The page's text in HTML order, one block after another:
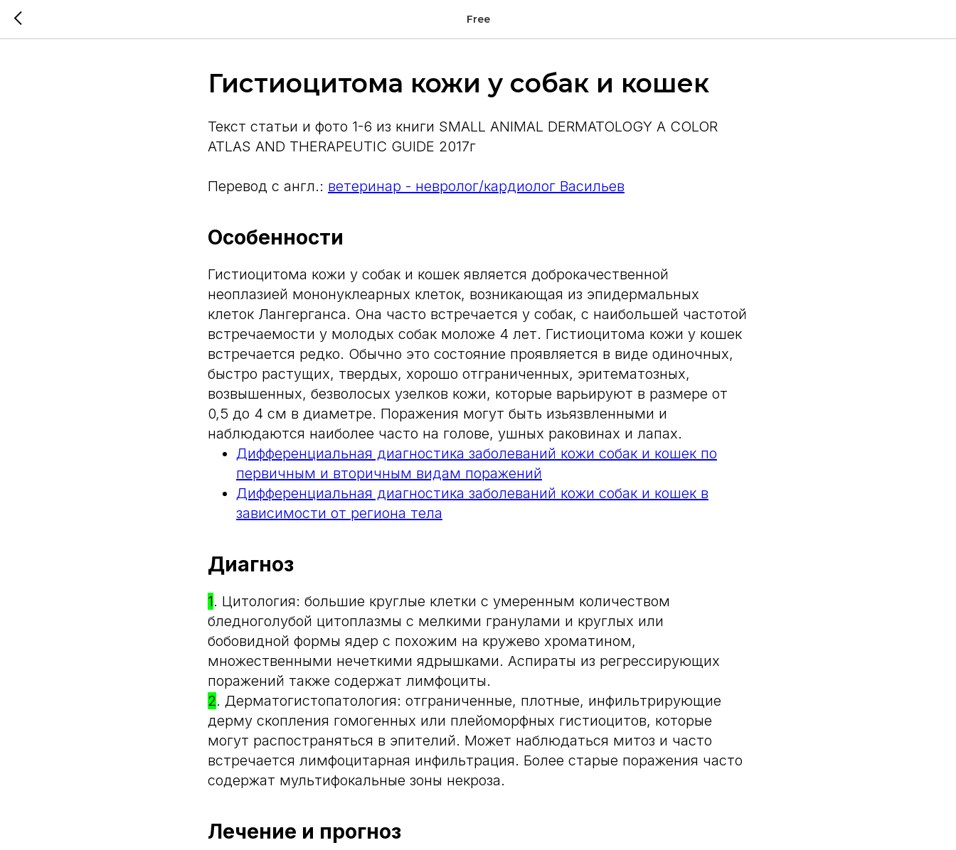
Free
Гистиоцитома кожи у собак и кошек
Текст статьи и фото 1-6 из книги SMALL ANIMAL DERMATOLOGY A COLOR
ATLAS AND THERAPEUTIC GUIDE 2017г
Перевод с англ.: ветеринар - невролог/кардиолог Васильев
Особенности
Гистиоцитома кожи у собак и кошек является доброкачественной
неоплазией мононуклеарных клеток, возникающая из эпидермальных
клеток Лангерганса. Она часто встречается у собак, с наибольшей частотой
встречаемости у молодых собак моложе 4 лет. Гистиоцитома кожи у кошек
встречается редко. Обычно это состояние проявляется в виде одиночных,
быстро растущих, твердых, хорошо отграниченных, эритематозных,
возвышенных, безволосых узелков кожи, которые варьируют в размере от
0,5 до 4 см в диаметре. Поражения могут быть изьязвленными и
наблюдаются наиболее часто на голове, ушных раковинах и лапах.
Дифференциальная диагностика заболеваний кожи собак и кошек по
первичным и вторичным видам поражений
Дифференциальная диагностика заболеваний кожи собак и кошек в
зависимости от региона тела
Диагноз
1. Цитология: большие круглые клетки с умеренным количеством
бледноголубой цитоплазмы с мелкими гранулами и круглых или
бобовидной формы ядер с похожим на кружево хроматином,
множественными нечеткими ядрышками. Аспираты из регрессирующих
поражений также содержат лимфоциты.
2. Дерматогистопатология: отграниченные, плотные, инфильтрирующие
дерму скопления гомогенных или плейоморфных гистиоцитов, которые
могут распостраняться в эпителий. Может наблюдаться митоз и часто
встречается лимфоцитарная инфильтрация. Более старые поражения часто
содержат мультифокальные зоны некроза.
Лечение и прогноз